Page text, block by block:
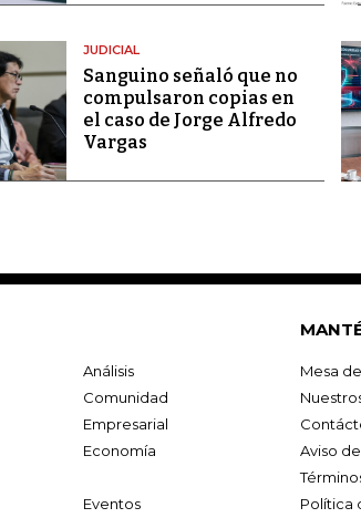
JUDICIAL
Sanguino señaló que no
compulsaron copias en
el caso de Jorge Alfredo
Vargas
Análisis
Comunidad
Empresarial
Economía
Eventos
Mesa
Aviso
Política